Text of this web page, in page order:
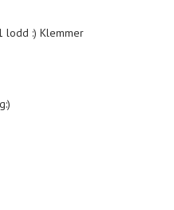
lodd :) Klemmer